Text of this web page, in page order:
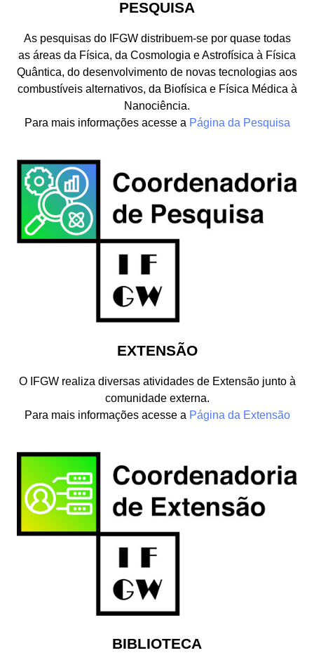
PESQUISA
As pesquisas do IFGW distribuem-se por quase todas
as áreas da Física, da Cosmologia e Astrofísica à Física
Quântica, do desenvolvimento de novas tecnologias aos
combustíveis alternativos, da Biofísica e Física Médica à
Nanociência.
Para mais informações acesse a Página da Pesquisa
EXTENSÃO
O IFGW realiza diversas atividades de Extensão junto à
comunidade externa.
Para mais informações acesse a Página da Extensão
BIBLIOTECA